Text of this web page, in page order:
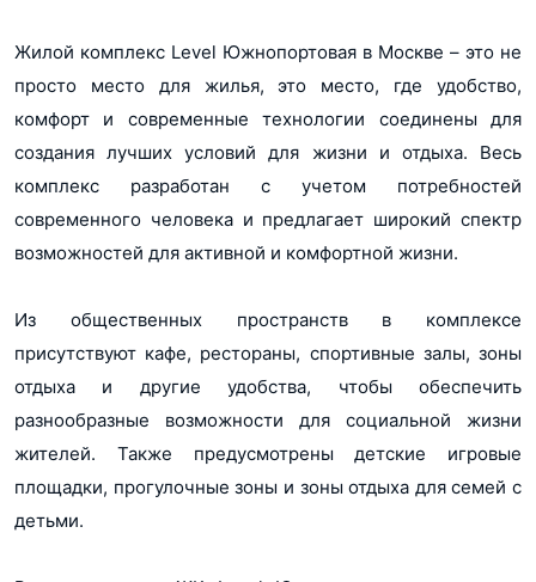
Жилой комплекс Level Южнопортовая в Москве – это не
просто место для жилья, это место, где удобство,
комфорт и современные технологии соединены для
создания лучших условий для жизни и отдыха. Весь
комплекс разработан с учетом потребностей
современного человека и предлагает широкий спектр
возможностей для активной и комфортной жизни.
Из общественных пространств в комплексе
присутствуют кафе, рестораны, спортивные залы, зоны
отдыха и другие удобства, чтобы обеспечить
разнообразные возможности для социальной жизни
жителей. Также предусмотрены детские игровые
площадки, прогулочные зоны и зоны отдыха для семей с
детьми.